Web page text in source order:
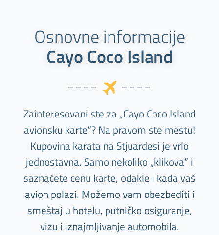
Osnovne informacije
Cayo Coco Island
Zainteresovani ste za „Cayo Coco Island
avionsku karte“? Na pravom ste mestu!
Kupovina karata na Stjuardesi je vrlo
jednostavna. Samo nekoliko „klikova“ i
saznaćete cenu karte, odakle i kada vaš
avion polazi. Možemo vam obezbediti i
smeštaj u hotelu, putničko osiguranje,
vizu i iznajmljivanje automobila.